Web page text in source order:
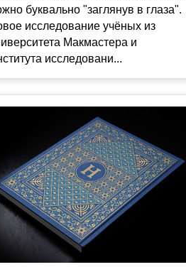
буквально "заглянув в глаза".
исследование учёных из
Макмастера и
исследовани...